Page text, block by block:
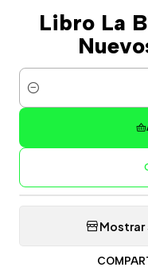
Libro La
Cantidad